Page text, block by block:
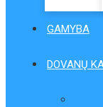
GAMYBA
DOVANŲ